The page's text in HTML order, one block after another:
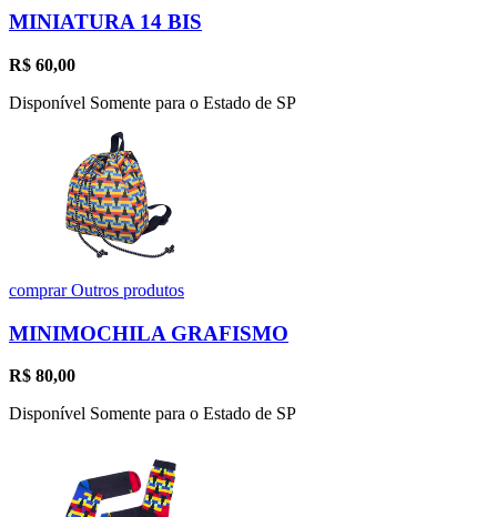
MINIATURA 14 BIS
R$ 60,00
Disponível Somente para o Estado de SP
comprarOutros produtos
MINIMOCHILA GRAFISMO
R$ 80,00
Disponível Somente para o Estado de SP